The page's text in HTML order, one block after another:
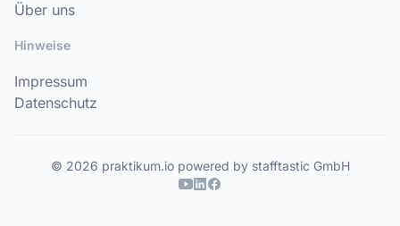
Über uns
Hinweise
Impressum
Datenschutz
© 2026 praktikum.io powered by stafftastic GmbH